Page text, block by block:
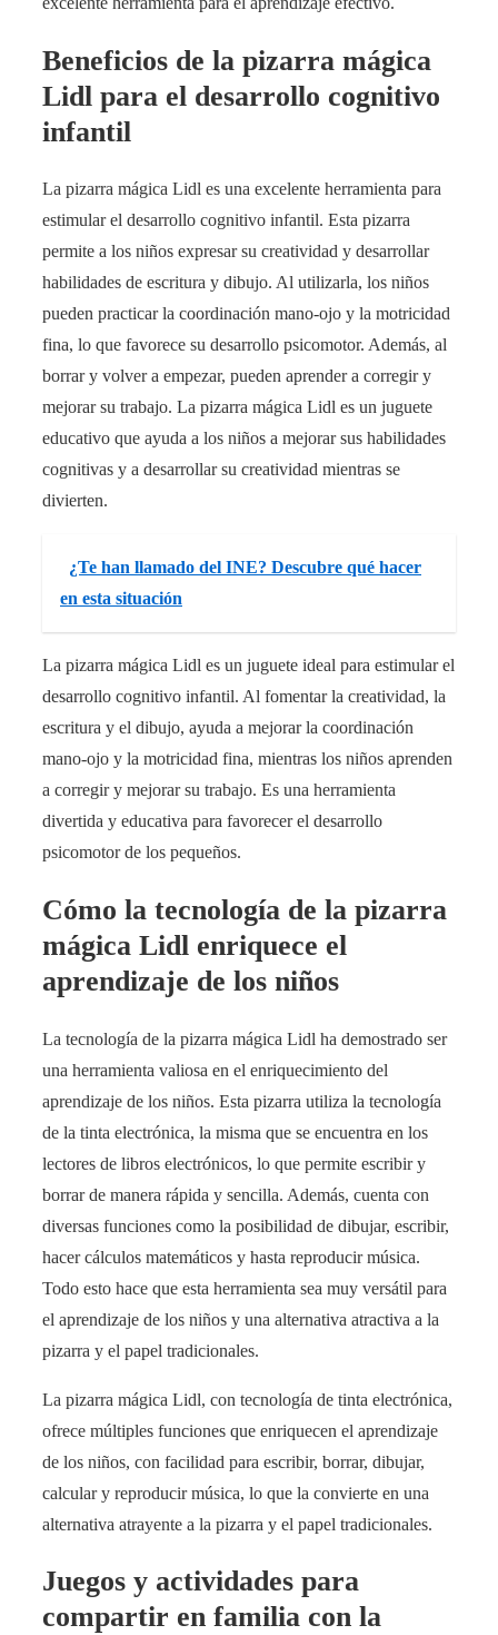
Beneficios de la pizarra mágica
Lidl para el desarrollo cognitivo
infantil
La pizarra mágica Lidl es una excelente herramienta para
estimular el desarrollo cognitivo infantil. Esta pizarra
permite a los niños expresar su creatividad y desarrollar
habilidades de escritura y dibujo. Al utilizarla, los niños
pueden practicar la coordinación mano-ojo y la motricidad
fina, lo que favorece su desarrollo psicomotor. Además, al
borrar y volver a empezar, pueden aprender a corregir y
mejorar su trabajo. La pizarra mágica Lidl es un juguete
educativo que ayuda a los niños a mejorar sus habilidades
cognitivas y a desarrollar su creatividad mientras se
divierten.
¿Te han llamado del INE? Descubre qué hacer
en esta situación
La pizarra mágica Lidl es un juguete ideal para estimular el
desarrollo cognitivo infantil. Al fomentar la creatividad, la
escritura y el dibujo, ayuda a mejorar la coordinación
mano-ojo y la motricidad fina, mientras los niños aprenden
a corregir y mejorar su trabajo. Es una herramienta
divertida y educativa para favorecer el desarrollo
psicomotor de los pequeños.
Cómo la tecnología de la pizarra
mágica Lidl enriquece el
aprendizaje de los niños
La tecnología de la pizarra mágica Lidl ha demostrado ser
una herramienta valiosa en el enriquecimiento del
aprendizaje de los niños. Esta pizarra utiliza la tecnología
de la tinta electrónica, la misma que se encuentra en los
lectores de libros electrónicos, lo que permite escribir y
borrar de manera rápida y sencilla. Además, cuenta con
diversas funciones como la posibilidad de dibujar, escribir,
hacer cálculos matemáticos y hasta reproducir música.
Todo esto hace que esta herramienta sea muy versátil para
el aprendizaje de los niños y una alternativa atractiva a la
pizarra y el papel tradicionales.
La pizarra mágica Lidl, con tecnología de tinta electrónica,
ofrece múltiples funciones que enriquecen el aprendizaje
de los niños, con facilidad para escribir, borrar, dibujar,
calcular y reproducir música, lo que la convierte en una
alternativa atrayente a la pizarra y el papel tradicionales.
Juegos y actividades para
compartir en familia con la